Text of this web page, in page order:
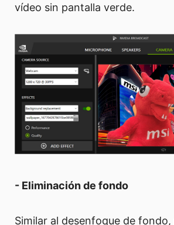
vídeo sin pantalla verde.
- Eliminación de fondo
Similar al desenfoque de